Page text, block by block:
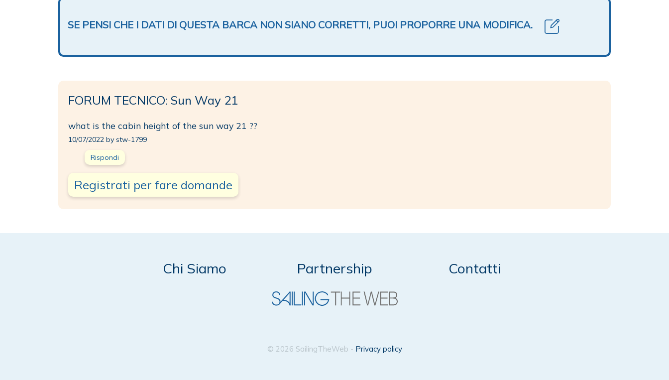
SE PENSI CHE I DATI DI QUESTA BARCA NON SIANO CORRETTI, PUOI PROPORRE UNA MODIFICA.
FORUM TECNICO: Sun Way 21
what is the cabin height of the sun way 21 ??
10/07/2022 by stw-1799
Rispondi
Registrati per fare domande
Chi Siamo Partnership Contatti
© 2026 SailingTheWeb - Privacy policy